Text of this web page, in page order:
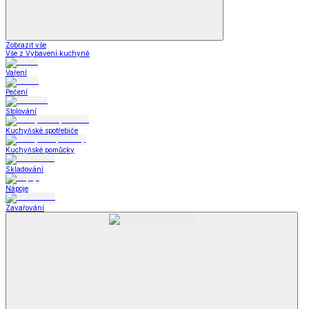
Zobrazit vše
Vše z Vybavení kuchyně
Vaření
Pečení
Stolování
Kuchyňské spotřebiče
Kuchyňské pomůcky
Skladování
Nápoje
Zavařování